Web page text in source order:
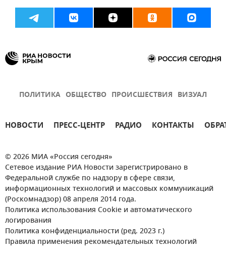
ПОЛИТИКА ОБЩЕСТВО ПРОИСШЕСТВИЯ ВИЗУАЛ
НОВОСТИ ПРЕСС-ЦЕНТР РАДИО КОНТАКТЫ
© 2026 МИА «Россия сегодня»
Сетевое издание РИА Новости зарегистрировано в
Федеральной службе по надзору в сфере связи,
информационных технологий и массовых коммуникаций
(Роскомнадзор) 08 апреля 2014 года.
Политика использования Cookie и автоматического
логирования
Политика конфиденциальности (ред. 2023 г.)
Правила применения рекомендательных технологий